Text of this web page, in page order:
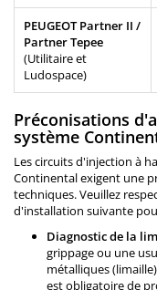
PEUGEOT Partner II /
Partner Tepee
(Utilitaire et
Ludospace)
Préconisations
système
Les circuits d'injection à
Continental exigent une
techniques. Veuillez
d'installation suivante
Diagnostic de la
grippage ou une
métalliques
est obligatoire de